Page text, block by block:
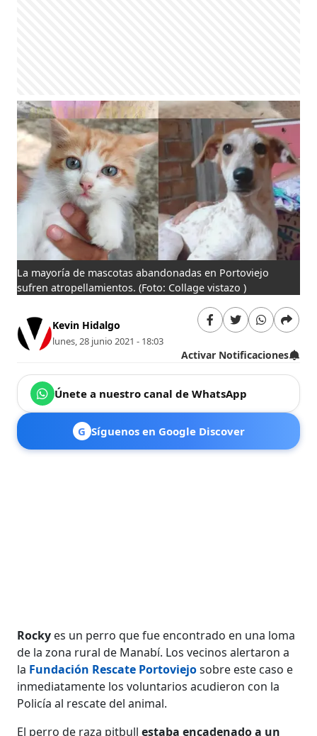
La mayoría de mascotas abandonadas en Portoviejo
sufren atropellamientos.(Foto: Collage vistazo )
Kevin Hidalgo
lunes, 28 junio 2021 - 18:03
Activar Notificaciones
Únete a nuestro canal de WhatsApp
G Síguenos en Google Discover
Rocky es un perro que fue encontrado en una loma
de la zona rural de Manabí. Los vecinos alertaron a
la Fundación Rescate Portoviejosobre este caso e
inmediatamente los voluntarios acudieron con la
Policía al rescate del animal.
El perro de raza pitbullestaba encadenado a un